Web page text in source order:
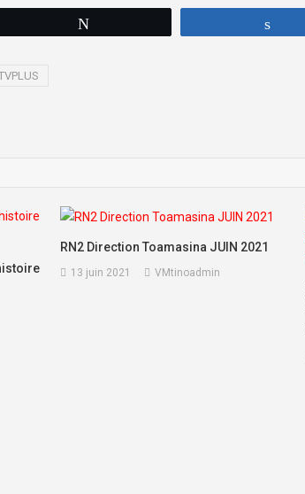
RN2 Direction Toamasina JUIN 2021
13 juin 2021 VMtinoadmin